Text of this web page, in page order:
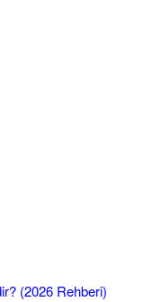
(2026 Rehberi)